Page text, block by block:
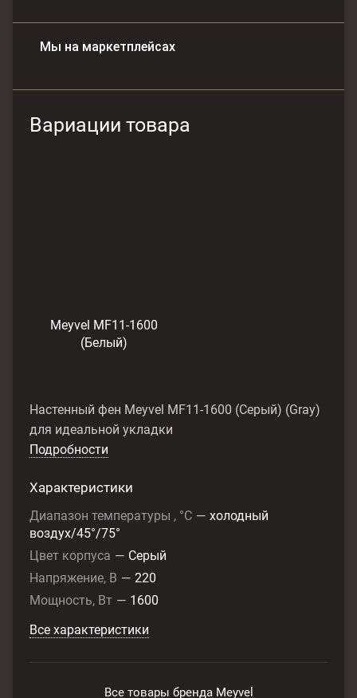
Мы на маркетплейсах
Вариации товара
Meyvel MF11-1600
(Белый)
Настенный фен Meyvel MF11-1600 (Серый) (Gray)
для идеальной укладки
Подробности
Характеристики
Диапазон температуры , °C — холодный
воздух/45°/75°
Цвет корпуса — Серый
Напряжение, В — 220
Мощность, Вт — 1600
Все характеристики
Все товары бренда Meyvel